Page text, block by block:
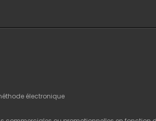
électronique